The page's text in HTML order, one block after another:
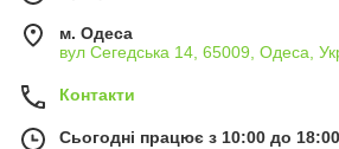
м. Одеса
вул Сегедська 14, 65009, Одеса,
Контакти
Сьогодні працює з 10:00 до 18:00